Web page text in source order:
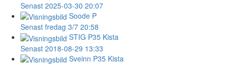
Senast 2025-03-30 20:07
Soode P
Senast fredag 3/7 20:58
STIG P35 Kista
Senast 2018-08-29 13:33
Sveinn P35 Kista